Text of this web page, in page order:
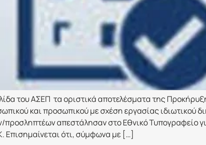
του ΑΣΕΠ τα οριστικά αποτελέσματα της
και προσωπικού με σχέση εργασίας ιδιωτικού
προσληπτέων απεστάλησαν στο Εθνικό Τυπογραφείο
Επισημαίνεται ότι, σύμφωνα με […]